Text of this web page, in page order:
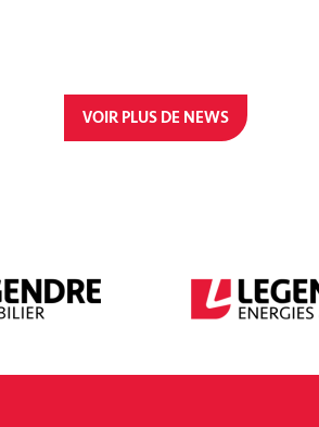
VOIR PLUS DE NEWS